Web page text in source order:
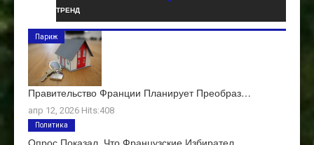
ТРЕНД
Правительство Франции Планирует Преобраз…
апр 12, 2026 Hits:408
Париж
Опрос Показал, Что Французские Избирател…
Политика